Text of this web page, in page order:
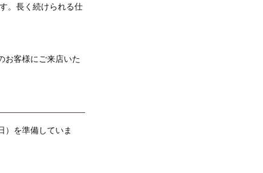
。長く続けられる仕
お客様にご来店いた
）を準備していま